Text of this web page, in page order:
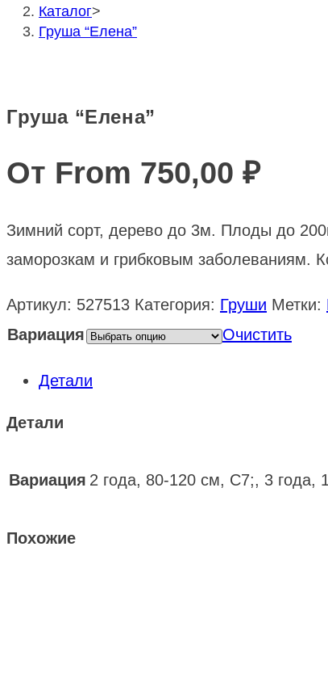
Каталог>
Груша “Елена”
Груша “Елена”
От From 750,00 ₽
Зимний сорт, дерево до 3м. Плоды до
заморозкам и грибковым заболеваниям.
Артикул: 527513 Категория: Груши Метки:
Вариация
Очистить
Детали
Детали
Вариация 2 года, 80-120 см, С7;, 3 года,
Похожие